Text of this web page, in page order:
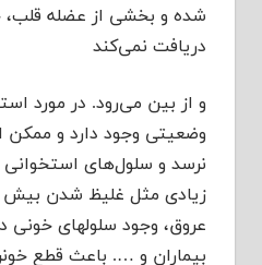
شده و بخشی از عضله
دریافت نمی‌کند
و از بین می‌‌رود. در مورد
وضعیتی وجود دارد و
نرسد و سلول‌های استخوانی
زیادی مثل غلیظ شدن بیش
عروق، وجود سلولهای
بیماران و …. باعث قطع